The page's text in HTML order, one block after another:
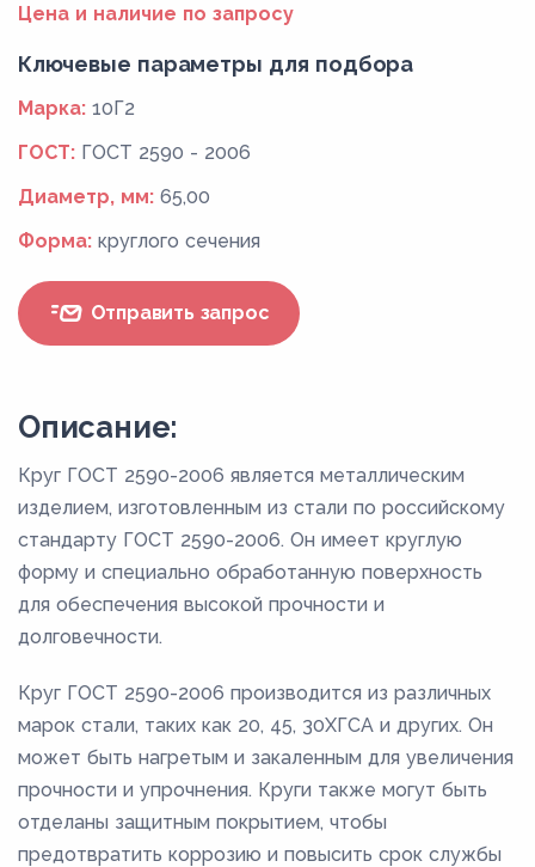
Цена и наличие по запросу
Ключевые параметры для подбора
Марка: 10Г2
ГОСТ: ГОСТ 2590 - 2006
Диаметр, мм: 65,00
Форма: круглого сечения
Отправить запрос
Описание:
Круг ГОСТ 2590-2006 является металлическим
изделием, изготовленным из стали по российскому
стандарту ГОСТ 2590-2006. Он имеет круглую
форму и специально обработанную поверхность
для обеспечения высокой прочности и
долговечности.
Круг ГОСТ 2590-2006 производится из различных
марок стали, таких как 20, 45, 30ХГСА и других. Он
может быть нагретым и закаленным для увеличения
прочности и упрочнения. Круги также могут быть
отделаны защитным покрытием, чтобы
предотвратить коррозию и повысить срок службы